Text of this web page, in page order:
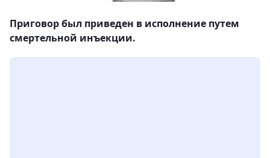
Приговор был приведен в исполнение путем
смертельной инъекции.